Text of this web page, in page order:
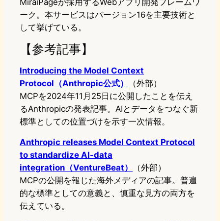
MiraiPageが採用するWebアプリ開発フレームワ
ーク。本サービスはバージョン16を主要技術と
して挙げている。
【参考記事】
Introducing the Model Context
Protocol（Anthropic公式）
（外部）
MCPを2024年11月25日に公開したことを伝え
るAnthropicの発表記事。AIとデータをつなぐ新
標準としての位置づけを示す一次情報。
Anthropic releases Model Context Protocol
to standardize AI-data
integration（VentureBeat）
（外部）
MCPの公開を報じた海外メディアの記事。普遍
的な標準としての意義と、慎重な見方の両方を
伝えている。